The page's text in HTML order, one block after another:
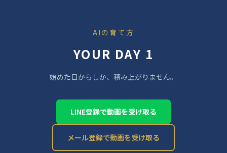
AIの育て方
YOUR DAY 1
始めた日からしか、積み上がりません。
LINE登録で動画を受け取る
メール登録で動画を受け取る